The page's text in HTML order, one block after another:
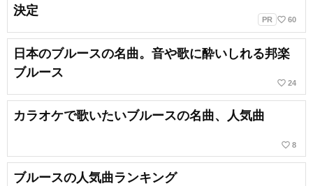
決定
PR favorite_border 60
日本のブルースの名曲。音や歌に酔いしれる邦楽
ブルース
favorite_border 24
カラオケで歌いたいブルースの名曲、人気曲
favorite_border 8
ブルースの人気曲ランキング